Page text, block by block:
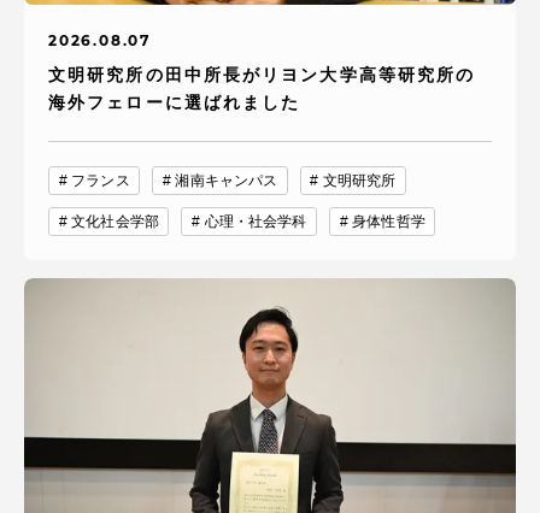
2026.08.07
文明研究所の田中所長がリヨン大学高等研究所の
海外フェローに選ばれました
フランス 湘南キャンパス 文明研究所
文化社会学部 心理・社会学科 身体性哲学